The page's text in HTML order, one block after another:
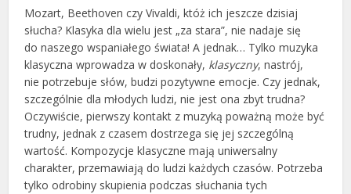
Mozart, Beethoven czy Vivaldi, któż ich jeszcze dzisiaj
słucha? Klasyka dla wielu jest „za stara”, nie nadaje się
do naszego wspaniałego świata! A jednak… Tylko muzyka
klasyczna wprowadza w doskonały, klasyczny, nastrój,
nie potrzebuje słów, budzi pozytywne emocje. Czy jednak,
szczególnie dla młodych ludzi, nie jest ona zbyt trudna?
Oczywiście, pierwszy kontakt z muzyką poważną może być
trudny, jednak z czasem dostrzega się jej szczególną
wartość. Kompozycje klasyczne mają uniwersalny
charakter, przemawiają do ludzi każdych czasów. Potrzeba
tylko odrobiny skupienia podczas słuchania tych